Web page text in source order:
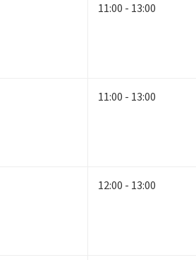
11:00 - 13:00
11:00 - 13:00
12:00 - 13:00